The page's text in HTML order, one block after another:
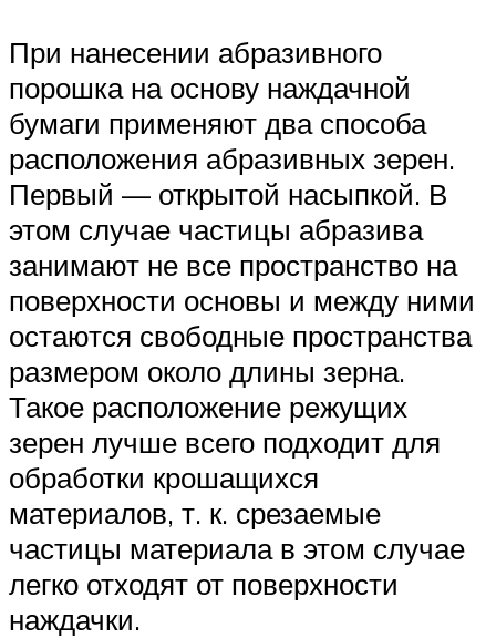
При нанесении абразивного
порошка на основу наждачной
бумаги применяют два способа
расположения абразивных зерен.
Первый — открытой насыпкой. В
этом случае частицы абразива
занимают не все пространство на
поверхности основы и между ними
остаются свободные пространства
размером около длины зерна.
Такое расположение режущих
зерен лучше всего подходит для
обработки крошащихся
материалов, т. к. срезаемые
частицы материала в этом случае
легко отходят от поверхности
наждачки.